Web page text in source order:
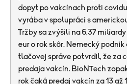
dopyt po vakcínach proti
vyrába v spolupráci s
Tržby sa zvýšili na 6,37
eur o rok skôr. Nemecký
tlačovej správe potvrdil, že za
predaja vakcín. BioNTech
rok čaká predaj vakcín za 13 až